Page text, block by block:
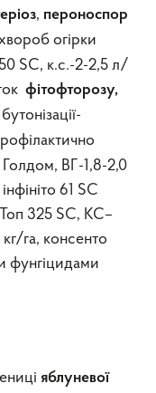
, пероноспор
огірки
SC, к.с.-2-2,5 л/
фітофторозу,
ВГ-1,8-2,0
61 SC
325 SC, КС–
га, консенто
фунгіцидами
яблуневої